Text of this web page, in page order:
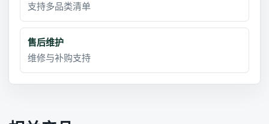
支持多品类清单
售后维护
维修与补购支持